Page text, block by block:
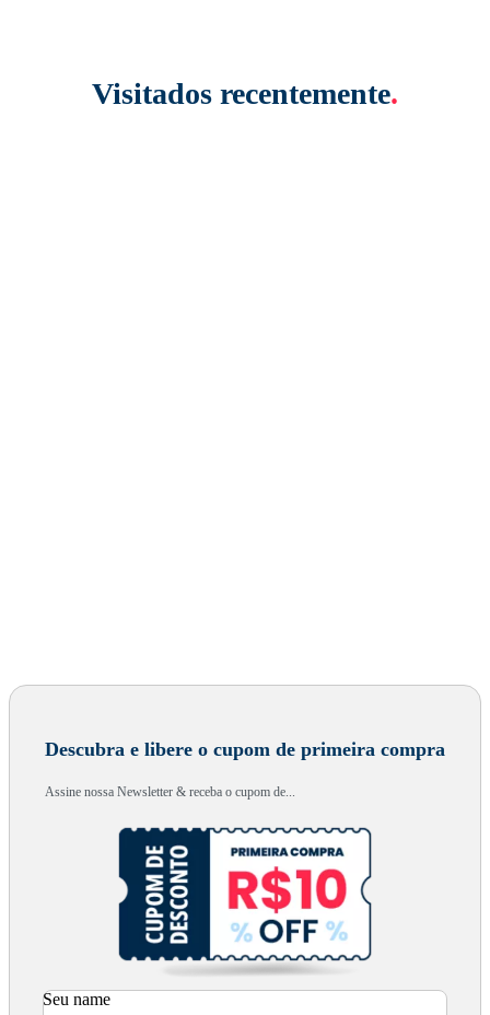
Visitados recentemente.
Descubra e libere o cupom de primeira compra
Assine nossa Newsletter & receba o cupom de...
Seu name